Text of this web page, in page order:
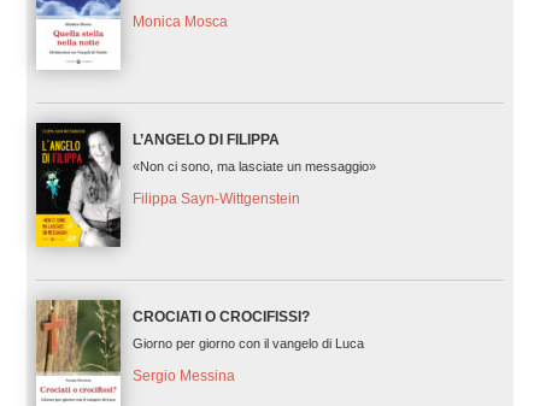
Monica Mosca
L’ANGELO DI FILIPPA
«Non ci sono, ma lasciate un messaggio»
Filippa Sayn-Wittgenstein
CROCIATI O CROCIFISSI?
Giorno per giorno con il vangelo di Luca
Sergio Messina